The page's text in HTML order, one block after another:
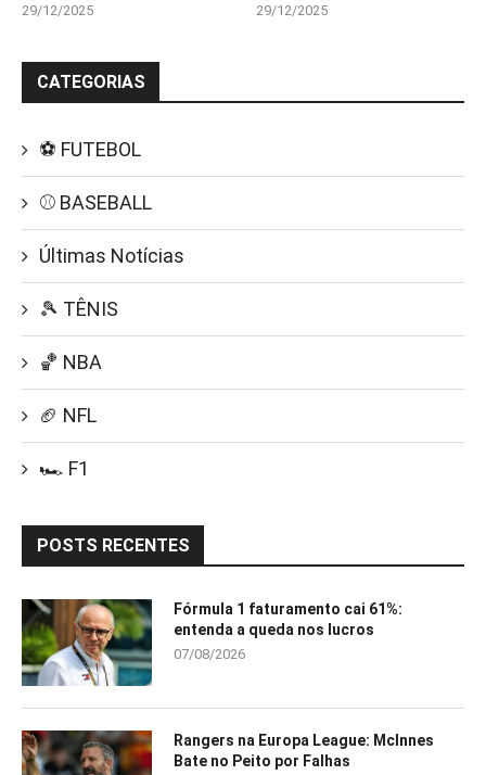
29/12/2025 29/12/2025
CATEGORIAS
⚽ FUTEBOL
⚾ BASEBALL
Últimas Notícias
🎾 TÊNIS
🏀 NBA
🏈 NFL
🏎️ F1
POSTS RECENTES
Fórmula 1 faturamento cai 61%:
entenda a queda nos lucros
07/08/2026
Rangers na Europa League: McInnes
Bate no Peito por Falhas